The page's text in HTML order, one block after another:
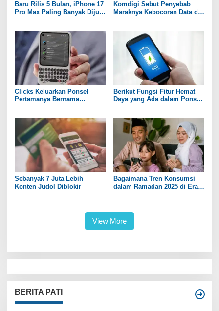
Baru Rilis 5 Bulan, iPhone 17
Pro Max Paling Banyak Dijual
Komdigi Sebut Penyebab
Maraknya Kebocoran Data di
Clicks Keluarkan Ponsel
Pertamanya Bernama
Berikut Fungsi Fitur Hemat
Daya yang Ada dalam Ponsel
Sebanyak 7 Juta Lebih
Konten Judol Diblokir
Bagaimana Tren Konsumsi
dalam Ramadan 2025 di Era
View More
BERITA PATI